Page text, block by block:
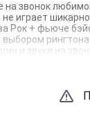
на звонок
играет
Рок + фьюче
и звуки на